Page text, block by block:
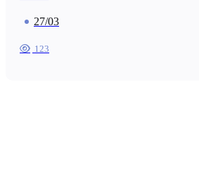
27/03
123